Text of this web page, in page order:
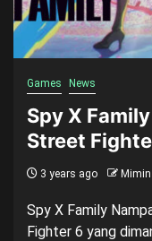
Games News
Spy X
Street
3 years ago Mimin
Spy X Family
Fighter 6 yang